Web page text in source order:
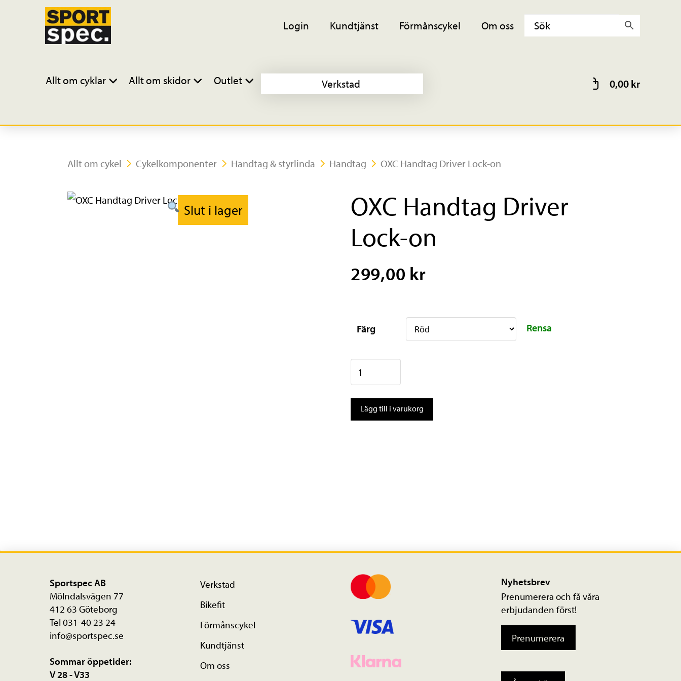
Login Kundtjänst Förmånscykel Om oss
Allt om cyklar Allt om skidor Outlet Verkstad 0,00kr
Allt om cykel Cykelkomponenter Handtag & styrlinda Handtag OXC Handtag Driver Lock-on
Slut i lager
OXC Handtag Driver
Lock-on
299,00 kr
Färg Rensa
OXC
Handtag
Driver
Lock-
Lägg till i varukorg
Sportspec AB
Mölndalsvägen 77
412 63 Göteborg
Tel 031-40 23 24
info@sportspec.se
Sommar öppetider:
V 28 - V33
Verkstad
Bikefit
Förmånscykel
Kundtjänst
Om oss
Nyhetsbrev
Prenumerera och få våra
erbjudanden först!
Prenumerera